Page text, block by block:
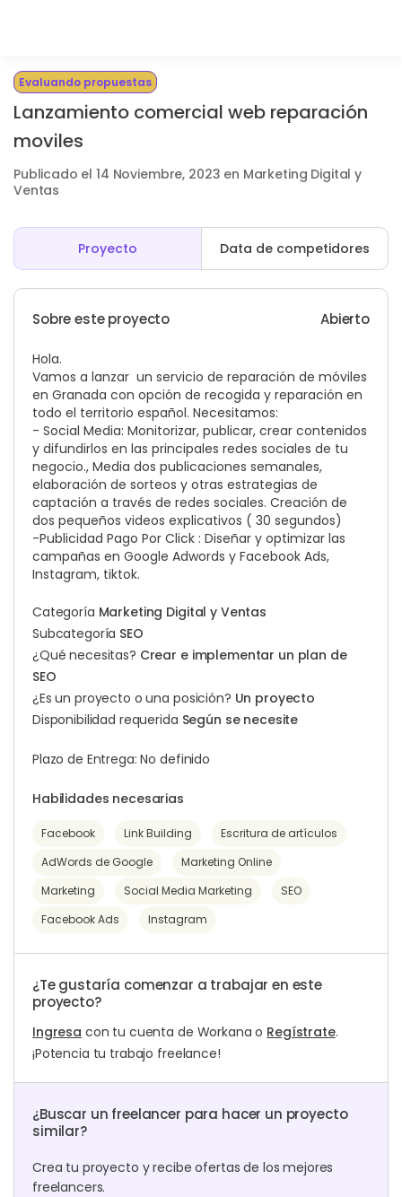
Evaluando propuestas
Lanzamiento comercial web reparación
moviles
Publicado el 14 Noviembre, 2023 en Marketing Digital y
Ventas
Proyecto Data de competidores
Sobre este proyecto Abierto
Hola.
Vamos a lanzar un servicio de reparación de móviles
en Granada con opción de recogida y reparación en
todo el territorio español. Necesitamos:
- Social Media: Monitorizar, publicar, crear contenidos
y difundirlos en las principales redes sociales de tu
negocio., Media dos publicaciones semanales,
elaboración de sorteos y otras estrategias de
captación a través de redes sociales. Creación de
dos pequeños videos explicativos ( 30 segundos)
-Publicidad Pago Por Click : Diseñar y optimizar las
campañas en Google Adwords y Facebook Ads,
Instagram, tiktok.
Categoría Marketing Digital y Ventas
Subcategoría SEO
¿Qué necesitas? Crear e implementar un plan de
SEO
¿Es un proyecto o una posición? Un proyecto
Disponibilidad requerida Según se necesite
Plazo de Entrega: No definido
Habilidades necesarias
Facebook Link Building
Escritura de artículos
AdWords de Google
Marketing Online
Marketing
Social Media Marketing
SEO
Facebook Ads
Instagram
¿Te gustaría comenzar a trabajar en este
proyecto?
Ingresa con tu cuenta de Workana o Regístrate.
¡Potencia tu trabajo freelance!
¿Buscar un freelancer para hacer un proyecto
similar?
Crea tu proyecto y recibe ofertas de los mejores
freelancers.